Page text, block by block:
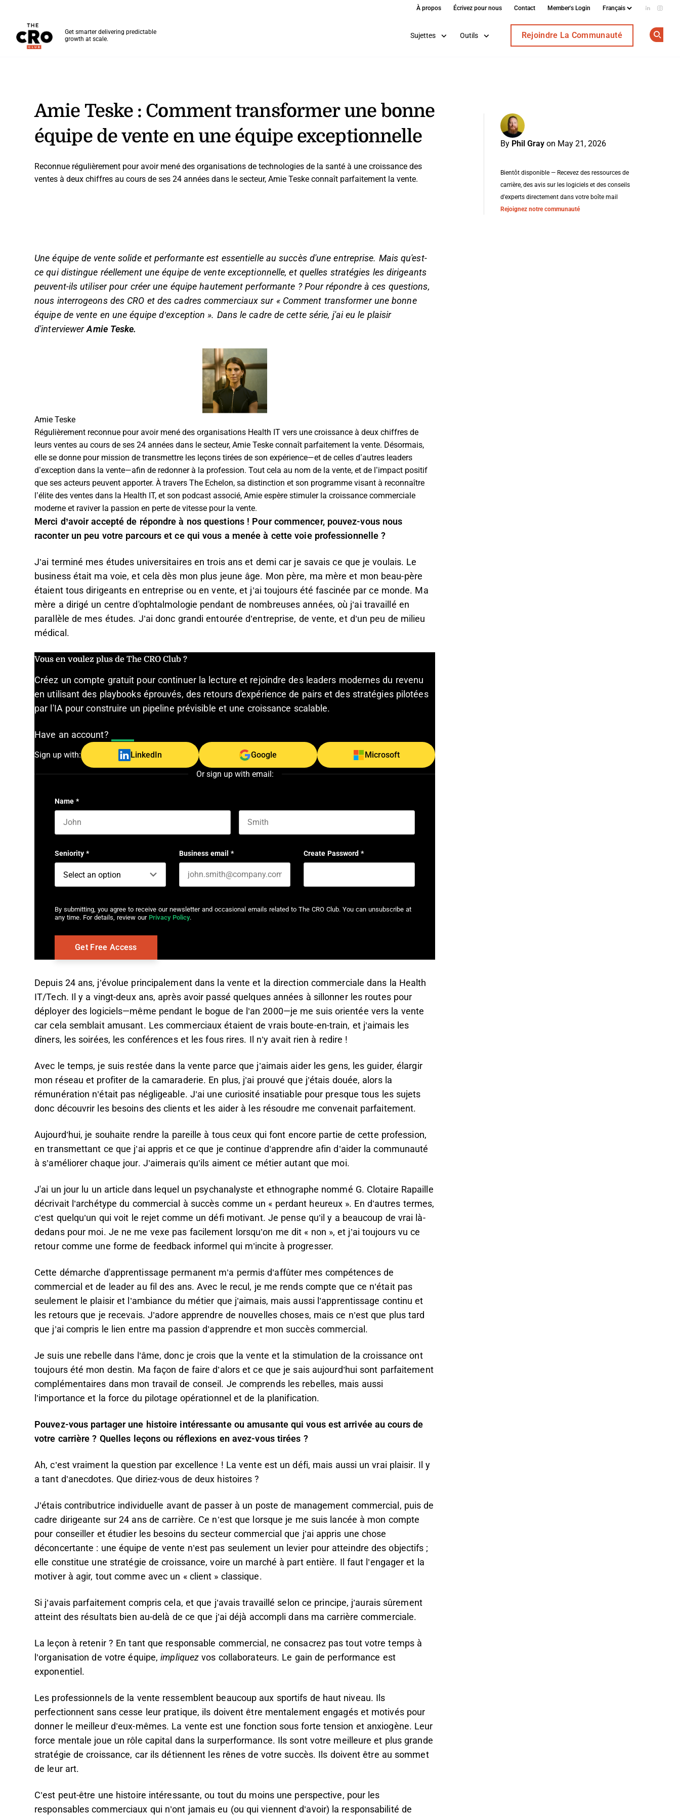
À propos Écrivez pour nous Contact Member's Login Add us
Get smarter delivering predictable
growth at scale.
Sujettes Outils Rejoindre La Communauté
Amie Teske : Comment transformer une bonne
équipe de vente en une équipe exceptionnelle
By Phil Gray on May 21, 2026
Bientôt disponible — Recevez des ressources de
carrière, des avis sur les logiciels et des conseils
d'experts directement dans votre boîte mail
Rejoignez notre communauté
Reconnue régulièrement pour avoir mené des organisations de technologies de la santé à une croissance des
ventes à deux chiffres au cours de ses 24 années dans le secteur, Amie Teske connaît parfaitement la vente.
Une équipe de vente solide et performante est essentielle au succès d'une entreprise. Mais qu'est-
ce qui distingue réellement une équipe de vente exceptionnelle, et quelles stratégies les dirigeants
peuvent-ils utiliser pour créer une équipe hautement performante ? Pour répondre à ces questions,
nous interrogeons des CRO et des cadres commerciaux sur « Comment transformer une bonne
équipe de vente en une équipe d’exception ». Dans le cadre de cette série, j'ai eu le plaisir
d'interviewer Amie Teske.
Amie Teske
Régulièrement reconnue pour avoir mené des organisations Health IT vers une croissance à deux chiffres de
leurs ventes au cours de ses 24 années dans le secteur, Amie Teske connaît parfaitement la vente. Désormais,
elle se donne pour mission de transmettre les leçons tirées de son expérience—et de celles d’autres leaders
d’exception dans la vente—afin de redonner à la profession. Tout cela au nom de la vente, et de l’impact positif
que ses acteurs peuvent apporter. À travers The Echelon, sa distinction et son programme visant à reconnaître
l’élite des ventes dans la Health IT, et son podcast associé, Amie espère stimuler la croissance commerciale
moderne et raviver la passion en perte de vitesse pour la vente.
Merci d’avoir accepté de répondre à nos questions ! Pour commencer, pouvez-vous nous
raconter un peu votre parcours et ce qui vous a menée à cette voie professionnelle ?
J’ai terminé mes études universitaires en trois ans et demi car je savais ce que je voulais. Le
business était ma voie, et cela dès mon plus jeune âge. Mon père, ma mère et mon beau-père
étaient tous dirigeants en entreprise ou en vente, et j’ai toujours été fascinée par ce monde. Ma
mère a dirigé un centre d'ophtalmologie pendant de nombreuses années, où j’ai travaillé en
parallèle de mes études. J’ai donc grandi entourée d’entreprise, de vente, et d’un peu de milieu
médical.
Vous en voulez plus de The CRO Club ?
Créez un compte gratuit pour continuer la lecture et rejoindre des leaders modernes du revenu
en utilisant des playbooks éprouvés, des retours d'expérience de pairs et des stratégies pilotées
par l'IA pour construire un pipeline prévisible et une croissance scalable.
Have an account?
Sign up with: LinkedIn Google Microsoft
Or sign up with email:
Name *
Seniority * Business email * Create Password *
By submitting, you agree to receive our newsletter and occasional emails related to The CRO Club. You can unsubscribe at
any time. For details, review our Privacy Policy.
Depuis 24 ans, j’évolue principalement dans la vente et la direction commerciale dans la Health
IT/Tech. Il y a vingt-deux ans, après avoir passé quelques années à sillonner les routes pour
déployer des logiciels—même pendant le bogue de l’an 2000—je me suis orientée vers la vente
car cela semblait amusant. Les commerciaux étaient de vrais boute-en-train, et j’aimais les
dîners, les soirées, les conférences et les fous rires. Il n’y avait rien à redire !
Avec le temps, je suis restée dans la vente parce que j’aimais aider les gens, les guider, élargir
mon réseau et profiter de la camaraderie. En plus, j’ai prouvé que j’étais douée, alors la
rémunération n’était pas négligeable. J’ai une curiosité insatiable pour presque tous les sujets
donc découvrir les besoins des clients et les aider à les résoudre me convenait parfaitement.
Aujourd’hui, je souhaite rendre la pareille à tous ceux qui font encore partie de cette profession,
en transmettant ce que j’ai appris et ce que je continue d’apprendre afin d’aider la communauté
à s’améliorer chaque jour. J’aimerais qu’ils aiment ce métier autant que moi.
J'ai un jour lu un article dans lequel un psychanalyste et ethnographe nommé G. Clotaire Rapaille
décrivait l’archétype du commercial à succès comme un « perdant heureux ». En d’autres termes,
c’est quelqu’un qui voit le rejet comme un défi motivant. Je pense qu’il y a beaucoup de vrai là-
dedans pour moi. Je ne me vexe pas facilement lorsqu’on me dit « non », et j’ai toujours vu ce
retour comme une forme de feedback informel qui m’incite à progresser.
Cette démarche d'apprentissage permanent m’a permis d’affûter mes compétences de
commercial et de leader au fil des ans. Avec le recul, je me rends compte que ce n’était pas
seulement le plaisir et l’ambiance du métier que j’aimais, mais aussi l’apprentissage continu et
les retours que je recevais. J’adore apprendre de nouvelles choses, mais ce n’est que plus tard
que j’ai compris le lien entre ma passion d’apprendre et mon succès commercial.
Je suis une rebelle dans l’âme, donc je crois que la vente et la stimulation de la croissance ont
toujours été mon destin. Ma façon de faire d’alors et ce que je sais aujourd’hui sont parfaitement
complémentaires dans mon travail de conseil. Je comprends les rebelles, mais aussi
l’importance et la force du pilotage opérationnel et de la planification.
Pouvez-vous partager une histoire intéressante ou amusante qui vous est arrivée au cours de
votre carrière ? Quelles leçons ou réflexions en avez-vous tirées ?
Ah, c’est vraiment la question par excellence ! La vente est un défi, mais aussi un vrai plaisir. Il y
a tant d’anecdotes. Que diriez-vous de deux histoires ?
J’étais contributrice individuelle avant de passer à un poste de management commercial, puis de
cadre dirigeante sur 24 ans de carrière. Ce n’est que lorsque je me suis lancée à mon compte
pour conseiller et étudier les besoins du secteur commercial que j’ai appris une chose
déconcertante : une équipe de vente n’est pas seulement un levier pour atteindre des objectifs ;
elle constitue une stratégie de croissance, voire un marché à part entière. Il faut l’engager et la
motiver à agir, tout comme avec un « client » classique.
Si j’avais parfaitement compris cela, et que j’avais travaillé selon ce principe, j’aurais sûrement
atteint des résultats bien au-delà de ce que j’ai déjà accompli dans ma carrière commerciale.
La leçon à retenir ? En tant que responsable commercial, ne consacrez pas tout votre temps à
l’organisation de votre équipe,impliquez vos collaborateurs. Le gain de performance est
exponentiel.
Les professionnels de la vente ressemblent beaucoup aux sportifs de haut niveau. Ils
perfectionnent sans cesse leur pratique, ils doivent être mentalement engagés et motivés pour
donner le meilleur d’eux-mêmes. La vente est une fonction sous forte tension et anxiogène. Leur
force mentale joue un rôle capital dans la surperformance. Ils sont votre meilleure et plus grande
stratégie de croissance, car ils détiennent les rênes de votre succès. Ils doivent être au sommet
de leur art.
C’est peut-être une histoire intéressante, ou tout du moins une perspective, pour les
responsables commerciaux qui n’ont jamais eu (ou qui viennent d’avoir) la responsabilité de